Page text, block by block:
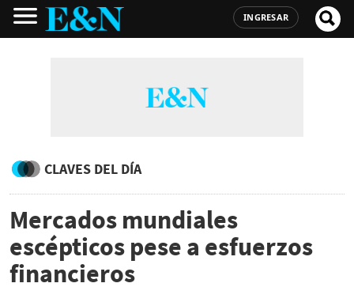
INGRESAR
CLAVES DEL DÍA
Mercados mundiales
escépticos pese a esfuerzos
financieros